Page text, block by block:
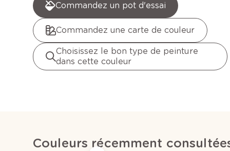
Commandez un pot d'essai
Commandez une carte de couleur
Choisissez le bon type de peinture
dans cette couleur
Couleurs récemment